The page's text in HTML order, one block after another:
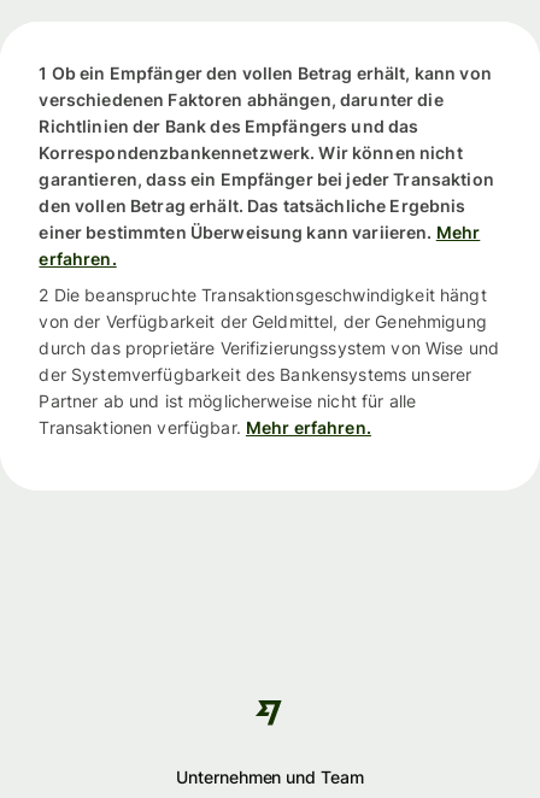
1 Ob ein Empfänger den vollen Betrag erhält, kann von
verschiedenen Faktoren abhängen, darunter die
Richtlinien der Bank des Empfängers und das
Korrespondenzbankennetzwerk. Wir können nicht
garantieren, dass ein Empfänger bei jeder Transaktion
den vollen Betrag erhält. Das tatsächliche Ergebnis
einer bestimmten Überweisung kann variieren. Mehr
erfahren.
2 Die beanspruchte Transaktionsgeschwindigkeit hängt
von der Verfügbarkeit der Geldmittel, der Genehmigung
durch das proprietäre Verifizierungssystem von Wise und
der Systemverfügbarkeit des Bankensystems unserer
Partner ab und ist möglicherweise nicht für alle
Transaktionen verfügbar. Mehr erfahren.
Unternehmen und Team